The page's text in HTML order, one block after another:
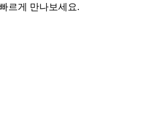
르게 만나보세요.